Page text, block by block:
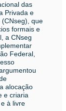
das
Privada e
(CNseg), que
formais e
a CNseg
Federal,
alocação
e criaria
à livre